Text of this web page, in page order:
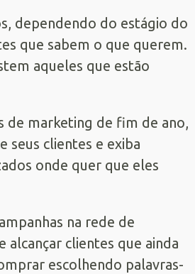
dependendo do estágio do
que sabem o que querem.
aqueles que estão
de marketing de fim de ano,
seus clientes e exiba
onde quer que eles
na rede de
alcançar clientes que ainda
escolhendo palavras-